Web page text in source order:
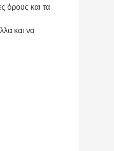
όρους και τα
και να